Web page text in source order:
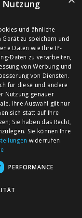
nach Bundesländern
PLZ
Umkreis
und ähnliche
zu speichern und
Daten wie Ihre IP-
Daten zu verarbeiten,
von Werbung und
von Diensten.
für diese und andere
Nutzung genauer
Ihre Auswahl gilt nur
sich statt auf Ihre
Sie haben das Recht,
Sie können Ihre
widerrufen.
PERFORMANCE